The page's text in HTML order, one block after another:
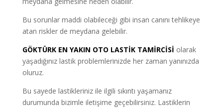
Bu sorunlar maddi olabileceği gibi insan canını tehlikeye
atan riskler de meydana gelebilir.
GÖKTÜRK EN YAKIN OTO LASTİK TAMİRCİSİ olarak
yaşadığınız lastik problemlerinizde her zaman yanınızda
oluruz.
Bu sayede lastikleriniz ile ilgili sıkıntı yaşamanız
durumunda bizimle iletişime geçebilirsiniz. Lastiklerin